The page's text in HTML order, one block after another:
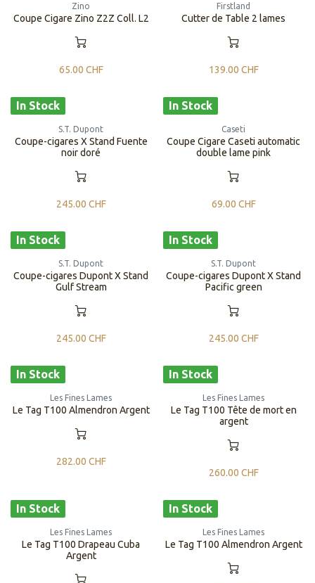
Zino
Coupe Cigare Zino Z2Z Coll. L2
65.00 CHF
Firstland
Cutter de Table 2 lames
139.00 CHF
In Stock
S.T. Dupont
Coupe-cigares X Stand Fuente
noir doré
245.00 CHF
In Stock
Caseti
Coupe Cigare Caseti automatic
double lame pink
69.00 CHF
In Stock
S.T. Dupont
Coupe-cigares Dupont X Stand
Gulf Stream
245.00 CHF
In Stock
S.T. Dupont
Coupe-cigares Dupont X Stand
Pacific green
245.00 CHF
In Stock
Les Fines Lames
Le Tag T100 Almendron Argent
282.00 CHF
In Stock
Les Fines Lames
Le Tag T100 Tête de mort en
argent
260.00 CHF
In Stock
Les Fines Lames
Le Tag T100 Drapeau Cuba
Argent
In Stock
Les Fines Lames
Le Tag T100 Almendron Argent